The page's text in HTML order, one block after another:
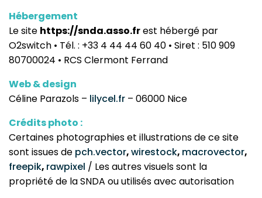
Hébergement
Le site https://snda.asso.frest hébergé par
O2switch • Tél. : +33 4 44 44 60 40 • Siret : 510 909
80700024 • RCS Clermont Ferrand
Web & design
Céline Parazols – lilycel.fr – 06000 Nice
Crédits photo :
Certaines photographies et illustrations de ce site
sont issues de pch.vector,wirestock, macrovector,
freepik, rawpixel / Les autres visuels sont la
propriété de la SNDA ou utilisés avec autorisation